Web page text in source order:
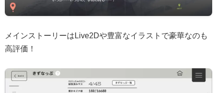
メインストーリーはLive2Dや豊富なイラストで豪華なのも
高評価！